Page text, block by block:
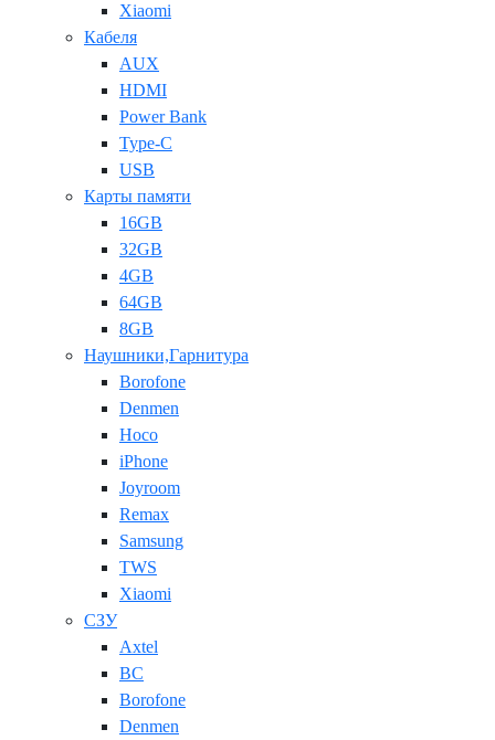
Xiaomi
Кабеля
AUX
HDMI
Power Bank
Type-C
USB
Карты памяти
16GB
32GB
4GB
64GB
8GB
Наушники,Гарнитура
Borofone
Denmen
Hoco
iPhone
Joyroom
Remax
Samsung
TWS
Xiaomi
СЗУ
Axtel
BC
Borofone
Denmen